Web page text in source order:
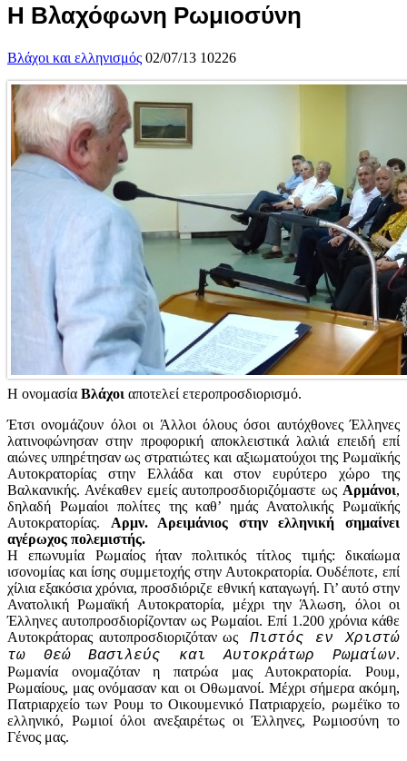
Η Βλαχόφωνη Ρωμιοσύνη
Βλάχοι και ελληνισμός 02/07/13 10226
Η ονομασία Βλάχοι αποτελεί ετεροπροσδιορισμό.
Έτσι ονομάζουν όλοι οι Άλλοι όλους όσοι αυτόχθονες Έλληνες
λατινοφώνησαν στην προφορική αποκλειστικά λαλιά επειδή επί
αιώνες υπηρέτησαν ως στρατιώτες και αξιωματούχοι της Ρωμαϊκής
Αυτοκρατορίας στην Ελλάδα και στον ευρύτερο χώρο της
Βαλκανικής. Ανέκαθεν εμείς αυτοπροσδιοριζόμαστε ως Αρμάνοι,
δηλαδή Ρωμαίοι πολίτες της καθ’ ημάς Ανατολικής Ρωμαϊκής
Αυτοκρατορίας. Αρμν. Αρειμάνιος στην ελληνική σημαίνει
αγέρωχος πολεμιστής.
Η επωνυμία Ρωμαίος ήταν πολιτικός τίτλος τιμής: δικαίωμα
ισονομίας και ίσης συμμετοχής στην Αυτοκρατορία. Ουδέποτε, επί
χίλια εξακόσια χρόνια, προσδιόριζε εθνική καταγωγή. Γι’ αυτό στην
Ανατολική Ρωμαϊκή Αυτοκρατορία, μέχρι την Άλωση, όλοι οι
Έλληνες αυτοπροσδιορίζονταν ως Ρωμαίοι. Επί 1.200 χρόνια κάθε
Αυτοκράτορας αυτοπροσδιοριζόταν ωςΠιστός εν Χριστώ
τω Θεώ Βασιλεύς και Αυτοκράτωρ Ρωμαίων.
Ρωμανία ονομαζόταν η πατρώα μας Αυτοκρατορία. Ρουμ,
Ρωμαίους, μας ονόμασαν και οι Οθωμανοί. Μέχρι σήμερα ακόμη,
Πατριαρχείο των Ρουμ το Οικουμενικό Πατριαρχείο, ρωμέϊκο το
ελληνικό, Ρωμιοί όλοι ανεξαιρέτως οι Έλληνες, Ρωμιοσύνη το
Γένος μας.